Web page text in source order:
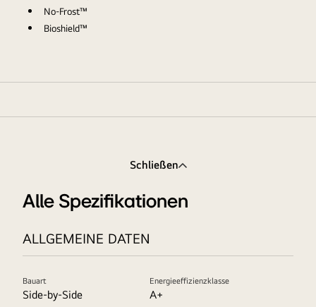
No-Frost™
Bioshield™
Schließen
Alle Spezifikationen
ALLGEMEINE DATEN
Bauart
Side-by-Side
Energieeffizienzklasse
A+